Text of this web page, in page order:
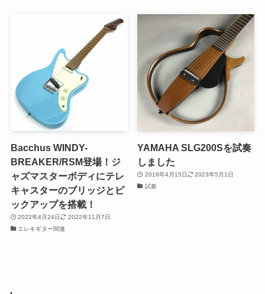
Bacchus WINDY-
BREAKER/RSM登場！ジ
ャズマスターボディにテレ
キャスターのブリッジとピ
ックアップを搭載！
2022年4月24日
2022年11月7日
エレキギター関連
YAMAHA SLG200Sを試奏
しました
2018年4月15日
2023年5月1日
試奏